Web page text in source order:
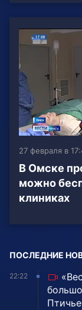
27 февраля в
В Омске
можно
клиниках
ПОСЛЕДНИЕ
22:22